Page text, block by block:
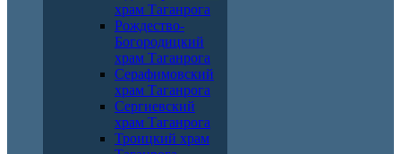
храм Таганрога
Рождество-
Богородицкий
храм Таганрога
Серафимовский
храм Таганрога
Сергиевский
храм Таганрога
Троицкий храм